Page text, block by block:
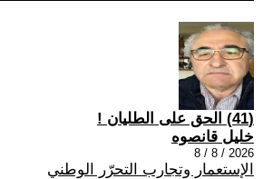
(41) الحق على الطليان !
خليل قانصوه
2026 / 8 / 8
الإستعمار وتجارب التحرّر الوطني